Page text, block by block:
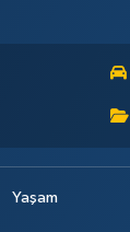
Yaşam